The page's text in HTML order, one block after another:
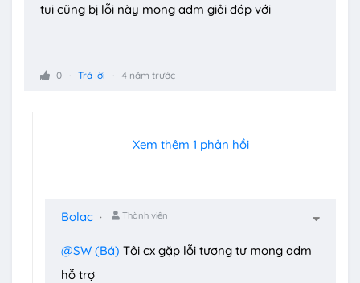
tui cũng bị lỗi này mong adm giải đáp với
0 Trả lời 4 năm trước
Xem thêm 1 phản hồi
Bolac Thành viên
@SW (Bá) Tôi cx gặp lỗi tương tự mong adm
hỗ trợ